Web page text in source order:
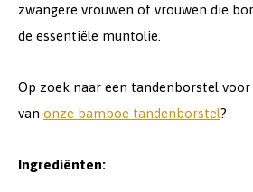
zwangere vrouwen of vrouwen die
de essentiële muntolie.
Op zoek naar een tandenborstel
van onze bamboe tandenborstel?
Ingrediënten: